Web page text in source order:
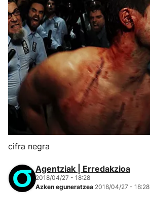
cifra negra
Agentziak | Erredakzioa
2018/04/27 - 18:28
Azken eguneratzea 2018/04/27 - 18:28